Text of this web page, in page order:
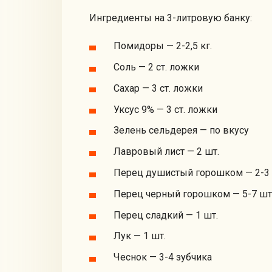
Ингредиенты на 3-литровую банку:
Помидоры — 2-2,5 кг.
Соль — 2 ст. ложки
Сахар — 3 ст. ложки
Уксус 9% — 3 ст. ложки
Зелень сельдерея — по вкусу
Лавровый лист — 2 шт.
Перец душистый горошком — 2-3
Перец черный горошком — 5-7
Перец сладкий — 1 шт.
Лук — 1 шт.
Чеснок — 3-4 зубчика